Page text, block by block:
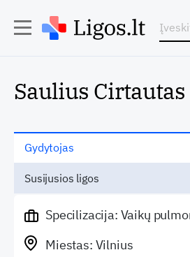
Saulius Cirtautas
Gydytojas
Susijusios ligos
Specilizacija: Vaikų
Miestas: Vilnius